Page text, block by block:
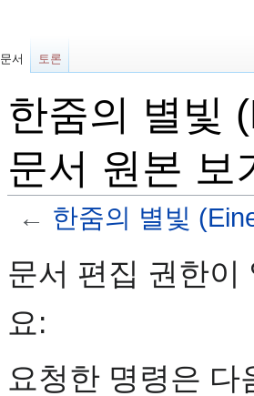
한줌의 별빛
문서 원본 보
← 한줌의 별빛
러
기
로
기
색
러
가
문서 편집 권한이
요:
요청한 명령은
문서 토론